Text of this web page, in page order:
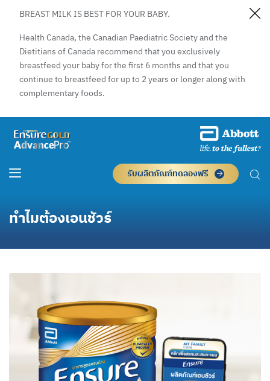
BREAST MILK IS BEST FOR YOUR BABY.
Health Canada, the Canadian Paediatric Society and the
Dietitians of Canada recommend that you exclusively
breastfeed your baby for the first 6 months and that you
continue to breastfeed for up to 2 years or longer along with
complementary foods.
รับผลิตภัณฑ์ทดลองฟรี
ทำไมต้องเอนชัวร์